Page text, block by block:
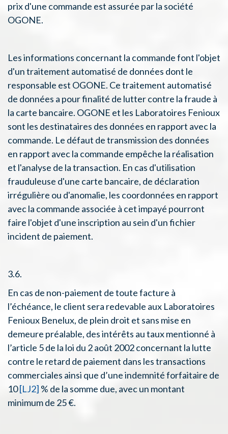
prix d'une commande est assurée par la société
OGONE.
Les informations concernant la commande font l'objet
d'un traitement automatisé de données dont le
responsable est OGONE. Ce traitement automatisé
de données a pour finalité de lutter contre la fraude à
la carte bancaire. OGONE et les Laboratoires Fenioux
sont les destinataires des données en rapport avec la
commande. Le défaut de transmission des données
en rapport avec la commande empêche la réalisation
et l'analyse de la transaction. En cas d'utilisation
frauduleuse d'une carte bancaire, de déclaration
irrégulière ou d'anomalie, les coordonnées en rapport
avec la commande associée à cet impayé pourront
faire l'objet d'une inscription au sein d'un fichier
incident de paiement.
3.6.
En cas de non-paiement de toute facture à
l’échéance, le client sera redevable aux Laboratoires
Fenioux Benelux, de plein droit et sans mise en
demeure préalable, des intérêts au taux mentionné à
l’article 5 de la loi du 2 août 2002 concernant la lutte
contre le retard de paiement dans les transactions
commerciales ainsi que d’une indemnité forfaitaire de
10[LJ2] % de la somme due, avec un montant
minimum de 25 €.